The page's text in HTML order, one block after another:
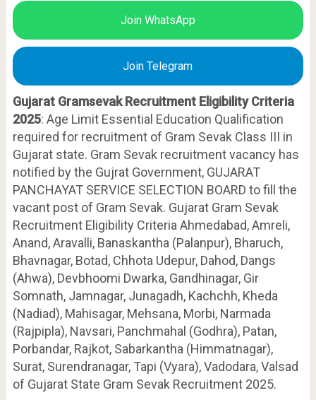
Join WhatsApp
Join Telegram
Gujarat Gramsevak Recruitment Eligibility Criteria
2025: Age Limit Essential Education Qualification
required for recruitment of Gram Sevak Class III in
Gujarat state. Gram Sevak recruitment vacancy has
notified by the Gujrat Government, GUJARAT
PANCHAYAT SERVICE SELECTION BOARD to fill the
vacant post of Gram Sevak. Gujarat Gram Sevak
Recruitment Eligibility Criteria Ahmedabad, Amreli,
Anand, Aravalli, Banaskantha (Palanpur), Bharuch,
Bhavnagar, Botad, Chhota Udepur, Dahod, Dangs
(Ahwa), Devbhoomi Dwarka, Gandhinagar, Gir
Somnath, Jamnagar, Junagadh, Kachchh, Kheda
(Nadiad), Mahisagar, Mehsana, Morbi, Narmada
(Rajpipla), Navsari, Panchmahal (Godhra), Patan,
Porbandar, Rajkot, Sabarkantha (Himmatnagar),
Surat, Surendranagar, Tapi (Vyara), Vadodara, Valsad
of Gujarat State Gram Sevak Recruitment 2025.